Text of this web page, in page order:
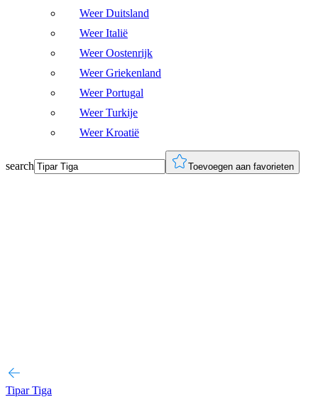
Weer Duitsland
Weer Italië
Weer Oostenrijk
Weer Griekenland
Weer Portugal
Weer Turkije
Weer Kroatië
search Toevoegen aan favorieten
Tipar Tiga